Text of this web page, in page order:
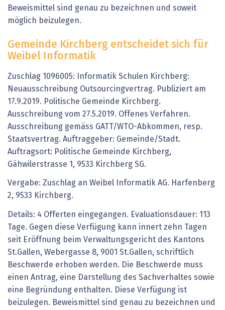
Beweismittel sind genau zu bezeichnen und soweit
möglich beizulegen.
Gemeinde Kirchberg entscheidet sich für
Weibel Informatik
Zuschlag 1096005: Informatik Schulen Kirchberg:
Neuausschreibung Outsourcingvertrag. Publiziert am
17.9.2019. Politische Gemeinde Kirchberg.
Ausschreibung vom 27.5.2019. Offenes Verfahren.
Ausschreibung gemäss GATT/WTO-Abkommen, resp.
Staatsvertrag. Auftraggeber: Gemeinde/Stadt.
Auftragsort: Politische Gemeinde Kirchberg,
Gähwilerstrasse 1, 9533 Kirchberg SG.
Vergabe: Zuschlag an Weibel Informatik AG. Harfenberg
2, 9533 Kirchberg.
Details: 4 Offerten eingegangen. Evaluationsdauer: 113
Tage. Gegen diese Verfügung kann innert zehn Tagen
seit Eröffnung beim Verwaltungsgericht des Kantons
St.Gallen, Webergasse 8, 9001 St.Gallen, schriftlich
Beschwerde erhoben werden. Die Beschwerde muss
einen Antrag, eine Darstellung des Sachverhaltes sowie
eine Begründung enthalten. Diese Verfügung ist
beizulegen. Beweismittel sind genau zu bezeichnen und